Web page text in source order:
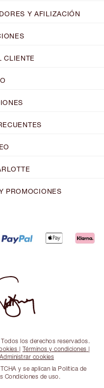
Y AFILIZACIÓN
CLIENTE
PROMOCIONES
los derechos reservados.
| Términos y condiciones |
Administrar cookies
y se aplican la Política de
Condiciones de uso.